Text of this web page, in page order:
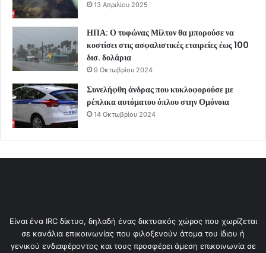
13 Απριλίου 2025
ΗΠΑ: Ο τυφώνας Μίλτον θα μπορούσε να
κοστίσει στις ασφαλιστικές εταιρείες έως 100
δισ. δολάρια
9 Οκτωβρίου 2024
Συνελήφθη άνδρας που κυκλοφορούσε με
ρέπλικα αυτόματου όπλου στην Ομόνοια
14 Οκτωβρίου 2024
Είναι ένα IRC δίκτυο, δηλαδή ένας δικτυακός χώρος που χωρίζεται
σε κανάλια επικοινωνίας που φιλοξενούν άτομα του ίδιου ή
γενικού ενδιαφέροντος και τους προσφέρει άμεση επικοινωνία σε